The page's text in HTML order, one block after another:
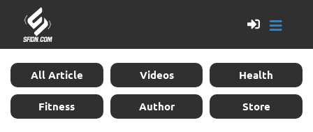
All Article Videos Health
Fitness Author Store